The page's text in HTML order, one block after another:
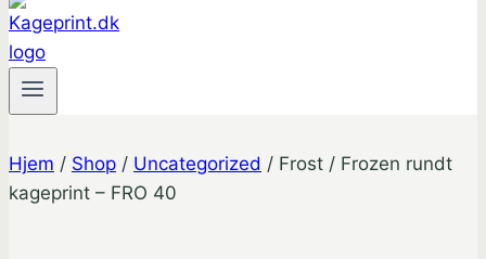
Hjem / Shop / Uncategorized / Frost / Frozen rundt
kageprint – FRO 40